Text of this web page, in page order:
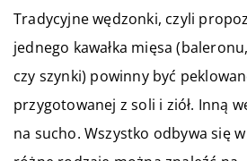
Tradycyjne wędzonki, czyli
jednego kawałka mięsa
czy szynki) powinny być
przygotowanej z soli i ziół. Inną
na sucho. Wszystko odbywa się